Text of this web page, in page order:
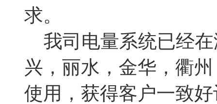
求。
我司电量系统已经在
兴，丽水，金华，衢
使用，获得客户一致